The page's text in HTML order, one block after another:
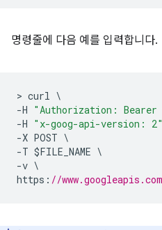
명령줄에 다음 예를 입력합니다.
> curl \
-H "Authorization: Bearer
-H "x-goog-api-version: 2"
-X POST \
-T $FILE_NAME \
-v \
https : //